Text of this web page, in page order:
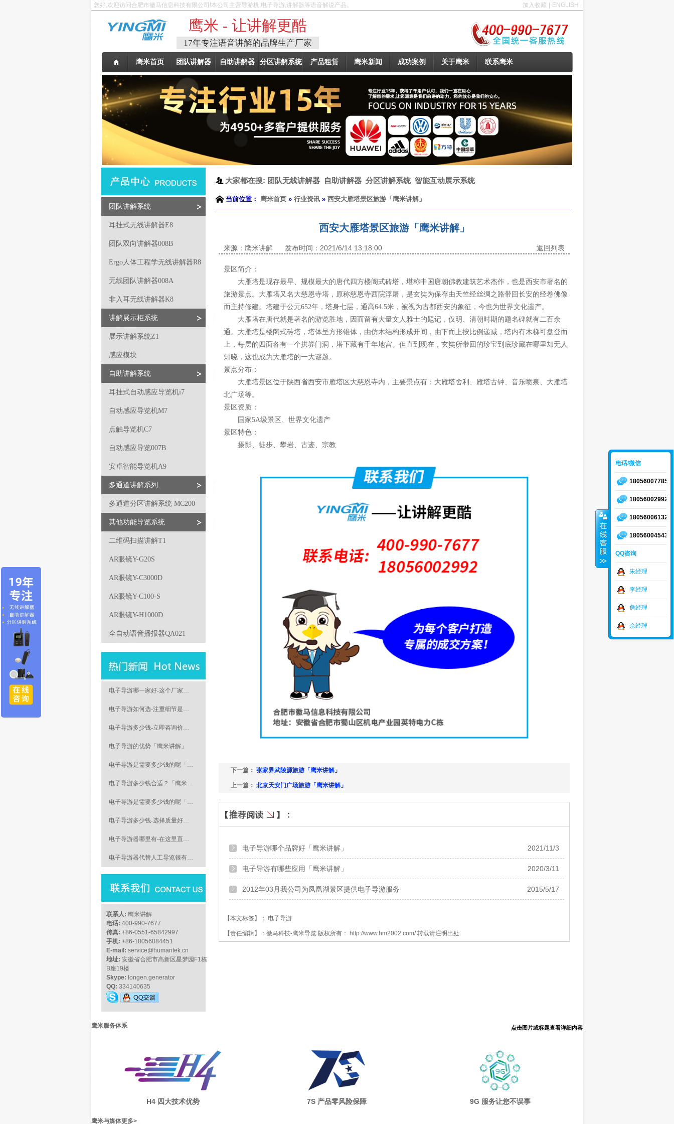
电话/微信
18056007785
18056002992
18056006132
18056004543
QQ咨询
朱经理
李经理
詹经理
佘经理
加入收藏 ENGLISH
您好,欢迎访问合肥市徽马信息科技有限公司!本公司主营导游机,电子导游,讲解器等语音解说产品。
鹰米 - 让讲解更酷
17年专注语音讲解的品牌生产厂家
鹰米首页 团队讲解器 自助讲解器 分区讲解系统 产品租赁 鹰米新闻 成功案例 关于鹰米 联系鹰米
团队讲解系统
耳挂式无线讲解器E8
团队双向讲解器008B
Ergo人体工程学无线讲解器R8
无线团队讲解器008A
非入耳无线讲解器K8
讲解展示柜系统
展示讲解系统Z1
感应模块
自助讲解系统
耳挂式自动感应导览机i7
自动感应导览机M7
点触导览机C7
自动感应导览007B
安卓智能导览机A9
多通道讲解系列
多通道分区讲解系统 MC200
其他功能导览系统
二维码扫描讲解T1
AR眼镜Y-G20S
AR眼镜Y-C3000D
AR眼镜Y-C100-S
AR眼镜Y-H1000D
全自动语音播报器QA021
电子导游哪一家好-这个厂家…
电子导游如何选-注重细节是…
电子导游多少钱-立即咨询价…
电子导游的优势「鹰米讲解」
电子导游是需要多少钱的呢「…
电子导游多少钱合适？「鹰米…
电子导游是需要多少钱的呢「…
电子导游多少钱-选择质量好…
电子导游器哪里有-在这里直…
电子导游器代替人工导览很有…
联系人: 鹰米讲解
电话: 400-990-7677
传真: +86-0551-65842997
手机: +86-18056084451
E-mail: service@humantek.cn
地址: 安徽省合肥市高新区星梦园F1栋
B座19楼
Skype: longen.generator
QQ: 334140635
大家都在搜: 团队无线讲解器 自助讲解器 分区讲解系统 智能互动展示系统
当前位置： 鹰米首页 » 行业资讯 » 西安大雁塔景区旅游「鹰米讲解」
西安大雁塔景区旅游「鹰米讲解」
来源：鹰米讲解 发布时间：2021/6/14 13:18:00 返回列表
景区简介：
大雁塔是现存最早、规模最大的唐代四方楼阁式砖塔，堪称中国唐朝佛教建筑艺术杰作，也是西安市著名的
旅游景点。大雁塔又名大慈恩寺塔，原称慈恩寺西院浮屠，是玄奘为保存由天竺经丝绸之路带回长安的经卷佛像
而主持修建。塔建于公元652年，塔身七层，通高64.5米，被视为古都西安的象征，今也为世界文化遗产。
大雁塔在唐代就是著名的游览胜地，因而留有大量文人雅士的题记，仅明、清朝时期的题名碑就有二百余
通。大雁塔是楼阁式砖塔，塔体呈方形锥体，由仿木结构形成开间，由下而上按比例递减，塔内有木梯可盘登而
上，每层的四面各有一个拱券门洞，塔下藏有千年地宫。但直到现在，玄奘所带回的珍宝到底珍藏在哪里却无人
知晓，这也成为大雁塔的一大谜题。
景点分布：
大雁塔景区位于陕西省西安市雁塔区大慈恩寺内，主要景点有：大雁塔舍利、雁塔古钟、音乐喷泉、大雁塔
北广场等。
景区资质：
国家5A级景区、世界文化遗产
景区特色：
摄影、徒步、攀岩、古迹、宗教
下一篇： 张家界武陵源旅游「鹰米讲解」
上一篇： 北京天安门广场旅游「鹰米讲解」
2021/11/3
电子导游哪个品牌好「鹰米讲解」
2020/3/11
电子导游有哪些应用「鹰米讲解」
2015/5/17
2012年03月我公司为凤凰湖景区提供电子导游服务
【本文标签】： 电子导游
【责任编辑】： 徽马科技-鹰米导览 版权所有： http://www.hm2002.com/转载请注明出处
鹰米服务体系 点击图片或标题查看详细内容
H4 四大技术优势 7S 产品零风险保障 9G 服务让您不误事
鹰米与媒体更多>